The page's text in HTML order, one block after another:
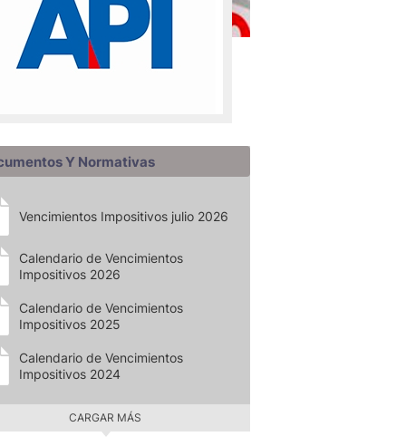
Y Normativas
Vencimientos Impositivos julio 2026
Calendario de Vencimientos
Impositivos 2026
Calendario de Vencimientos
Impositivos 2025
Calendario de Vencimientos
Impositivos 2024
CARGAR MÁS